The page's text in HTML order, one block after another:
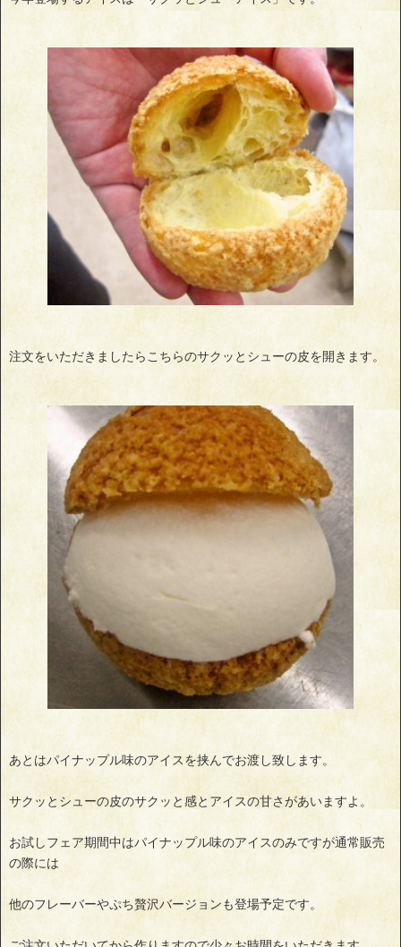
注文をいただきましたらこちらのサクッとシューの皮を開きます。
あとはパイナップル味のアイスを挟んでお渡し致します。
サクッとシューの皮のサクッと感とアイスの甘さがあいますよ。
お試しフェア期間中はパイナップル味のアイスのみですが通常販売
の際には
他のフレーバーやぷち贅沢バージョンも登場予定です。